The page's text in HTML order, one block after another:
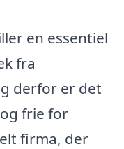
en essentiel
fra
derfor er det
frie for
firma, der